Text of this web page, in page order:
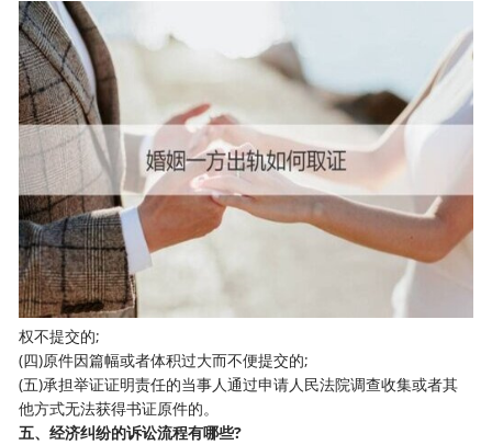
权不提交的;
(四)原件因篇幅或者体积过大而不便提交的;
(五)承担举证证明责任的当事人通过申请人民法院调查收集或者其
他方式无法获得书证原件的。
五、经济纠纷的诉讼流程有哪些?